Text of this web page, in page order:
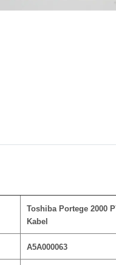
Toshiba Portege 2000
Kabel
A5A000063